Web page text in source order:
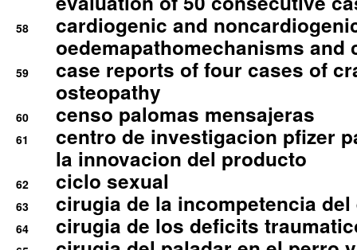
58
cardiogenic and
oedemapathomechanisms and
59
case reports of four cases of
osteopathy
60 censo palomas mensajeras
61
centro de investigacion pfizer
la innovacion del producto
62 ciclo sexual
63 cirugia de la incompetencia
64 cirugia de los deficits